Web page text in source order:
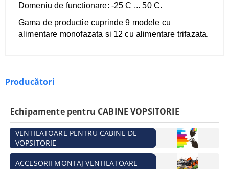
Domeniu de functionare: -25 C ... 50 C.
Gama de productie cuprinde 9 modele cu
alimentare monofazata si 12 cu alimentare trifazata.
Producători
Echipamente pentru CABINE VOPSITORIE
VENTILATOARE PENTRU CABINE DE
VOPSITORIE
ACCESORII MONTAJ VENTILATOARE